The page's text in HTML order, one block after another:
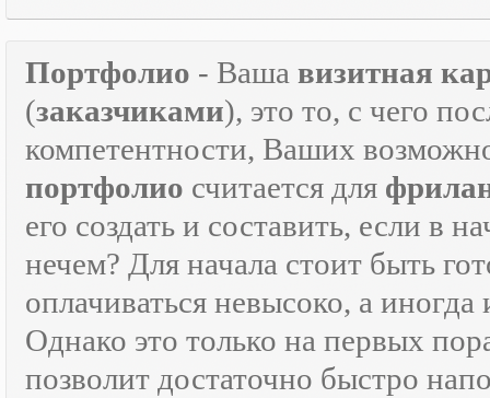
Портфолио - Ваша визитная
(заказчиками), это то, с чего
компетентности, Ваших
портфолио считается для
его создать и составить, если в
нечем? Для начала стоит быть
оплачиваться невысоко, а
Однако это только на первых
позволит достаточно быстро